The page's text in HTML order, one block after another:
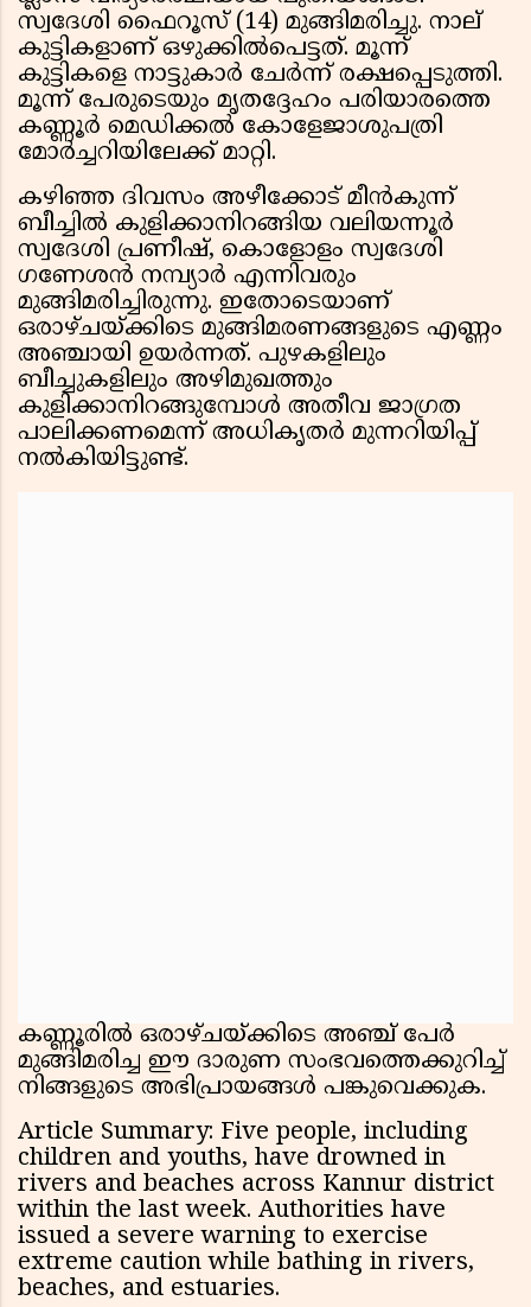
സ്വദേശി ഫൈറൂസ് (14) മുങ്ങിമരിച്ചു. നാല്
കുട്ടികളാണ് ഒഴുക്കിൽപെട്ടത്. മൂന്ന്
കുട്ടികളെ നാട്ടുകാർ ചേർന്ന് രക്ഷപ്പെടുത്തി.
മൂന്ന് പേരുടെയും മൃതദ്ദേഹം പരിയാരത്തെ
കണ്ണൂർ മെഡിക്കൽ കോളേജാശുപത്രി
മോർച്ചറിയിലേക്ക് മാറ്റി.
കഴിഞ്ഞ ദിവസം അഴീക്കോട് മീൻകുന്ന്
ബീച്ചിൽ കുളിക്കാനിറങ്ങിയ വലിയന്നൂർ
സ്വദേശി പ്രണീഷ്, കൊളോളം സ്വദേശി
ഗണേശൻ നമ്പ്യാർ എന്നിവരും
മുങ്ങിമരിച്ചിരുന്നു. ഇതോടെയാണ്
ഒരാഴ്ചയ്ക്കിടെ മുങ്ങിമരണങ്ങളുടെ എണ്ണം
അഞ്ചായി ഉയർന്നത്. പുഴകളിലും
ബീച്ചുകളിലും അഴിമുഖത്തും
കുളിക്കാനിറങ്ങുമ്പോൾ അതീവ ജാഗ്രത
പാലിക്കണമെന്ന് അധികൃതർ മുന്നറിയിപ്പ്
നൽകിയിട്ടുണ്ട്.
കണ്ണൂരിൽ ഒരാഴ്ചയ്ക്കിടെ അഞ്ച് പേർ
മുങ്ങിമരിച്ച ഈ ദാരുണ സംഭവത്തെക്കുറിച്ച്
നിങ്ങളുടെ അഭിപ്രായങ്ങൾ പങ്കുവെക്കുക.
Article Summary: Five people, including
children and youths, have drowned in
rivers and beaches across Kannur district
within the last week. Authorities have
issued a severe warning to exercise
extreme caution while bathing in rivers,
beaches, and estuaries.